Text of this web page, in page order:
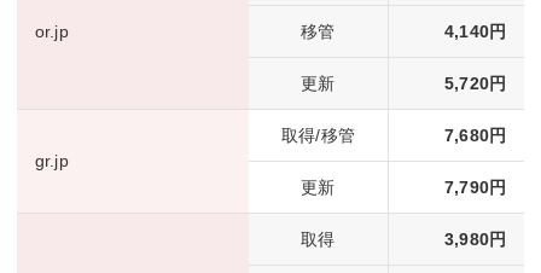
or.jp 移管 4,140円
更新 5,720円
gr.jp
取得/移管 7,680円
更新 7,790円
取得 3,980円